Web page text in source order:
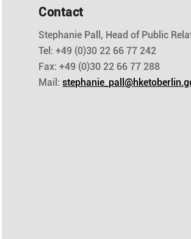
Contact
Stephanie Pall, Head of Public
Tel: +49 (0)30 22 66 77 242
Fax: +49 (0)30 22 66 77 288
Mail: